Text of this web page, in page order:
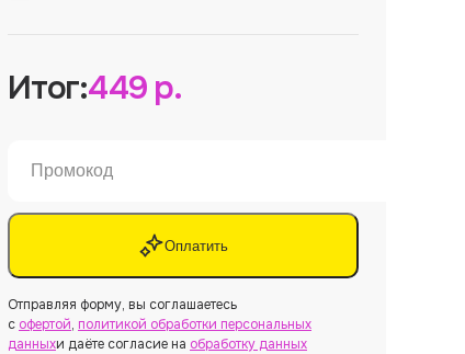
Итог:449р.
Оплатить
Отправляя форму, вы соглашаетесь
с офертой, политикой обработки персональных
данныхи даёте согласие на обработку данных